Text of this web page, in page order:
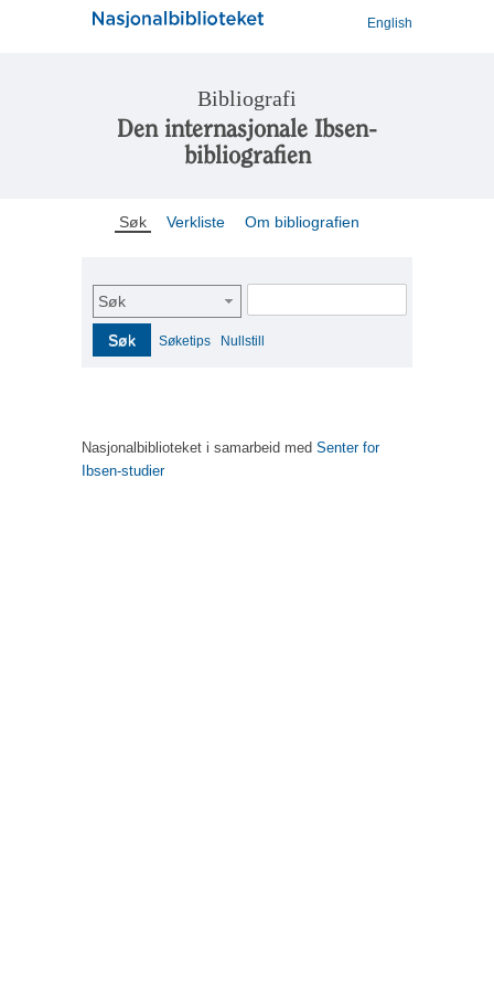
English
Bibliografi
Den internasjonale Ibsen-
bibliografien
Søk Verkliste Om bibliografien
Søk
Søk Søketips Nullstill
Nasjonalbiblioteket i samarbeid med Senter for
Ibsen-studier